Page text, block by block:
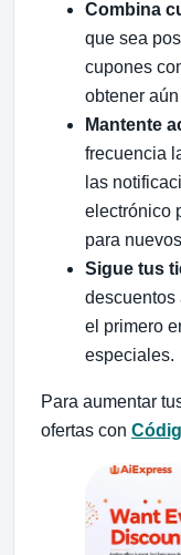
Combina
que sea
cupones
obtener
Mantente
frecuencia
las
electrónico
para
Sigue tus
descuentos
el primero
especiales.
Para aumentar
ofertas con